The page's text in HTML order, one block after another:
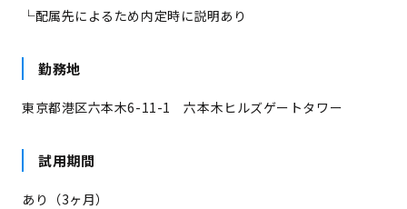
└配属先によるため内定時に説明あり
勤務地
東京都港区六本木6-11-1 六本木ヒルズゲートタワー
試用期間
あり（3ヶ月）